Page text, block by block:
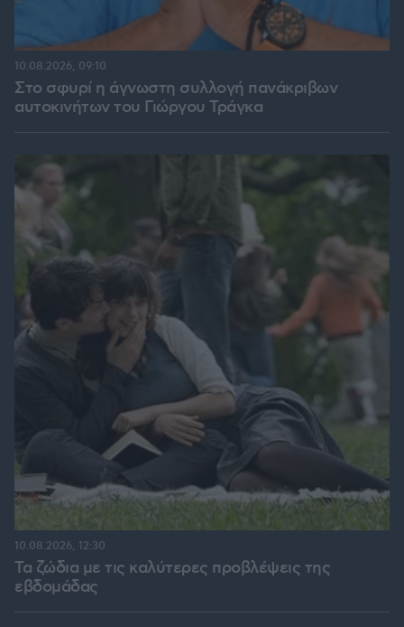
Στο σφυρί η άγνωστη συλλογή πανάκριβων
αυτοκινήτων του Γιώργου Τράγκα
10.08.2026, 09:10
Τα ζώδια με τις καλύτερες προβλέψεις της
εβδομάδας
10.08.2026, 12:30